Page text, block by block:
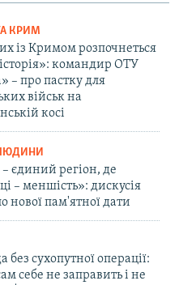
КРИМ
із Кримом розпочнеться
командир ОТУ
– про пастку для
військ на
косі
єдиний регіон, де
– меншість»: дискусія
нової пам'ятної дати
без сухопутної операції:
себе не заправить і не